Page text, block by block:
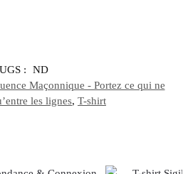
UGS :
ND
Maçonnique - Portez ce qui ne
les lignes, T-shirt